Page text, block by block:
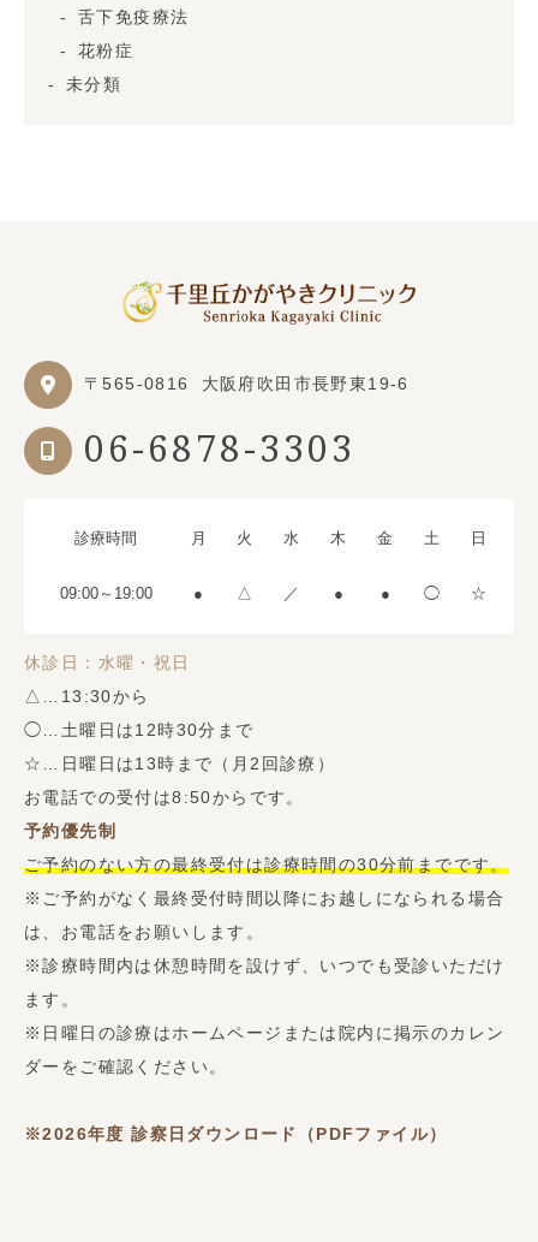
舌下免疫療法
花粉症
未分類
〒565-0816 大阪府吹田市長野東19-6
06-6878-3303
診療時間 月 火 水 木 金 土 日
09:00～19:00 ● △ ／ ● ● ◯ ☆
休診日：水曜・祝日
△…13:30から
◯…土曜日は12時30分まで
☆…日曜日は13時まで（月2回診療）
お電話での受付は8:50からです。
予約優先制
ご予約のない方の最終受付は診療時間の30分前までです。
※ご予約がなく最終受付時間以降にお越しになられる場合
は、お電話をお願いします。
※診療時間内は休憩時間を設けず、いつでも受診いただけ
ます。
※日曜日の診療はホームページまたは院内に掲示のカレン
ダーをご確認ください。
※2026年度診察日ダウンロード（PDFファイル）